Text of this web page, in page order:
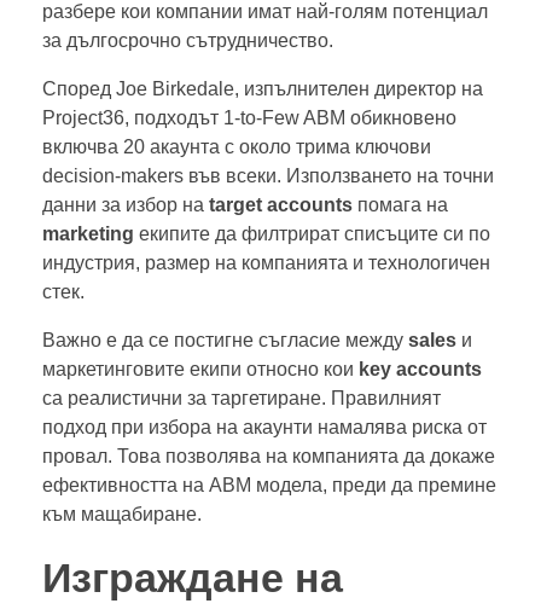
разбере кои компании имат най-голям потенциал
за дългосрочно сътрудничество.
Според Joe Birkedale, изпълнителен директор на
Project36, подходът 1-to-Few ABM обикновено
включва 20 акаунта с около трима ключови
decision-makers във всеки. Използването на точни
данни за избор на target accounts помага на
marketing екипите да филтрират списъците си по
индустрия, размер на компанията и технологичен
стек.
Важно е да се постигне съгласие между sales и
маркетинговите екипи относно кои key accounts
са реалистични за таргетиране. Правилният
подход при избора на акаунти намалява риска от
провал. Това позволява на компанията да докаже
ефективността на ABM модела, преди да премине
към мащабиране.
Изграждане на